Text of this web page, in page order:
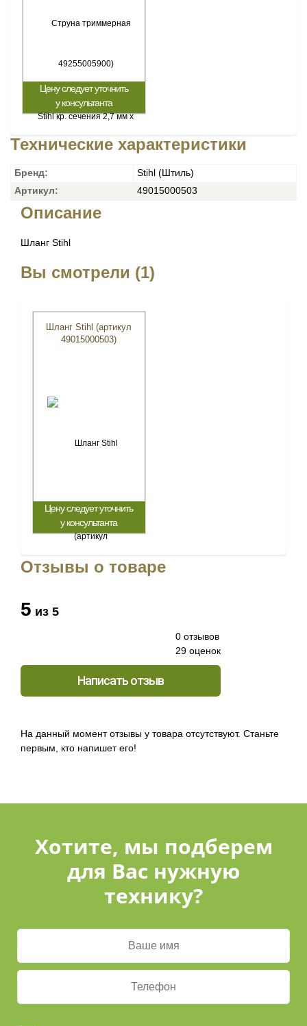
Цену следует уточнить
у консультанта
Технические характеристики
Бренд:
Stihl (Штиль)
Артикул:
49015000503
Описание
Шланг Stihl
Вы смотрели (1)
Шланг Stihl (артикул
49015000503)
Цену следует уточнить
у консультанта
Отзывы о товаре
5 из 5
0 отзывов
29 оценок
Написать отзыв
На данный момент отзывы у товара отсутствуют. Станьте
первым, кто напишет его!
Хотите, мы подберем
для Вас нужную
технику?